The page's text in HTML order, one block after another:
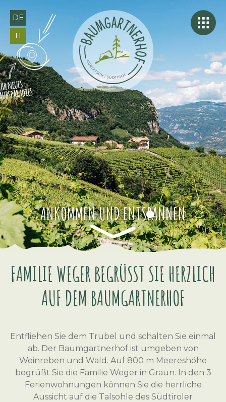
DE
IT
ANKOMMEN UND ENTSPANNEN
FAMILIE WEGER BEGRÜSST SIE HERZLICH A
UF DEM BAUMGARTNERHOF
Entfliehen Sie dem Trubel und schalten Sie einmal
ab. Der Baumgartnerhof ist umgeben von
Weinreben und Wald. Auf 800 m Meereshöhe
begrüßt Sie die Familie Weger in Graun. In den 3
Ferienwohnungen können Sie die herrliche
Aussicht auf die Talsohle des Südtiroler